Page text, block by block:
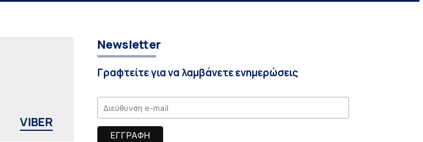
VIBER
Newsletter
Γραφτείτε για να λαμβάνετε ενημερώσεις